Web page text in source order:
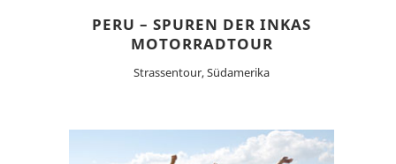
PERU – SPUREN DER INKAS
MOTORRADTOUR
Strassentour, Südamerika